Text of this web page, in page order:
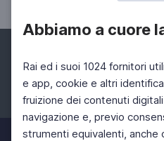
Abbiamo a cuore
Rai ed i suoi 1024 fornitori
e app, cookie e altri
fruizione dei contenuti
navigazione e, previo
strumenti equivalenti, anche
Facebook